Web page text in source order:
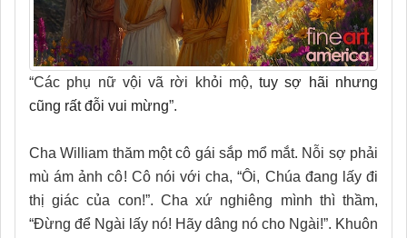
“Các phụ nữ vội vã rời khỏi mộ,tuy sợ hãi nhưng
cũng rất đỗi vui mừng”.
Cha William thăm một cô gái sắp mổ mắt. Nỗi sợ phải
mù ám ảnh cô! Cô nói với cha, “Ôi, Chúa đang lấy đi
thị giác của con!”. Cha xứ nghiêng mình thì thầm,
“Đừng để Ngài lấy nó! Hãy dâng nó cho Ngài!”. Khuôn